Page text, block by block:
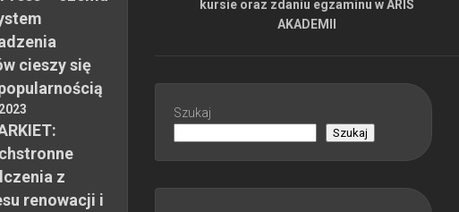
kursie oraz zdaniu egzaminu w ARIS
AKADEMII
Szukaj
Szukaj
cieszy się
z
renowacji i